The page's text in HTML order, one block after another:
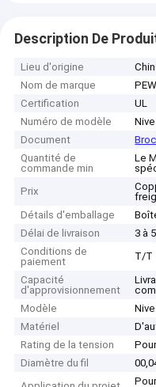
Description De
Lieu d'origine
Nom de marque
Certification
UL
Numéro de modèle
Document
Quantité de
commande min
Le
Prix
Détails d'emballage
Délai de livraison
3 à
Conditions de
paiement
T/T
Capacité
d'approvisionnement
Modèle
Matériel
Rating de la tension
Diamètre du fil